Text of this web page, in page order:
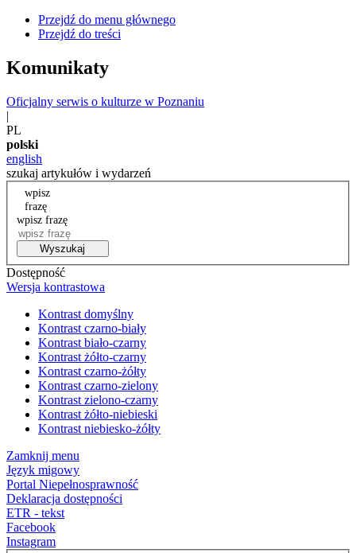
Przejdź do menu głównego
Przejdź do treści
Komunikaty
Oficjalny serwis o kulturze w Poznaniu
|
PL
polski
english
szukaj artykułów i wydarzeń
wpisz
frazę
wpisz frazę
Wyszukaj
Dostępność
Wersja kontrastowa
Kontrast domyślny
Kontrast czarno-biały
Kontrast biało-czarny
Kontrast żółto-czarny
Kontrast czarno-żółty
Kontrast czarno-zielony
Kontrast zielono-czarny
Kontrast żółto-niebieski
Kontrast niebiesko-żółty
Zamknij menu
Język migowy
Portal Niepełnosprawność
Deklaracja dostępności
ETR - tekst
Facebook
Instagram